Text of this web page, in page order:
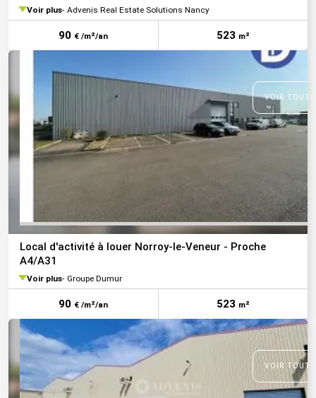
Voir plus Advenis Real Estate Solutions Nancy
90 € /m²/an 523 m²
VOIR
Local d'activité à louer Norroy-le-Veneur - Proche
A4/A31
Voir plus Groupe Dumur
90 € /m²/an 523 m²
VOIR